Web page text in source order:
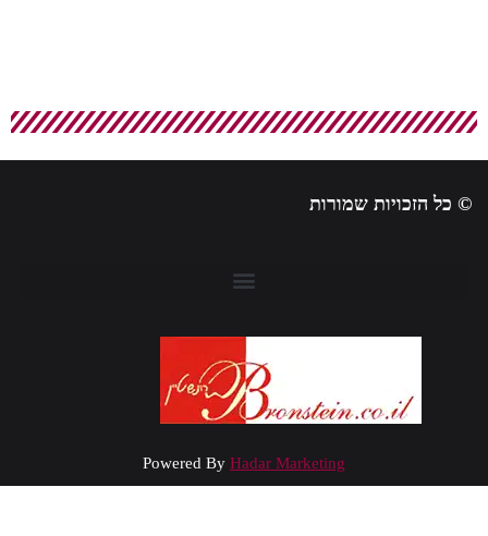
כל הזכויות שמורות
Powered ByHadar Marketing